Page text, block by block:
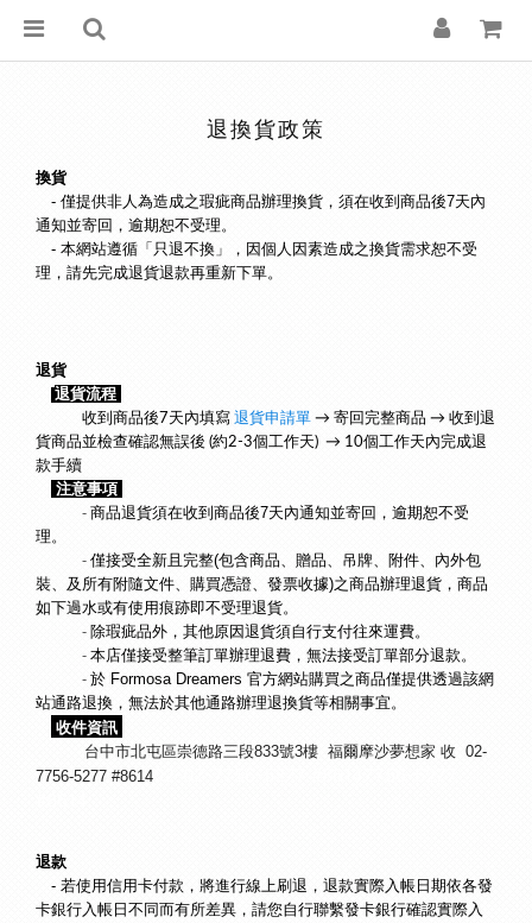
退換貨政策
換貨
- 僅提供非人為造成之瑕疵商品辦理換貨，須在收到商品後7天內
通知並寄回，逾期恕不受理。
- 本網站遵循 「只退不換」， 因個人因素造成之換貨需求恕不受
理，請先完成退貨退款再重新下單。
退貨
退貨流程
收到商品後7天內填寫 退貨申請單 → 寄回完整商品 → 收到退
貨商品並檢查確認無誤後 (約2-3個工作天)  → 10個工作天內完成退
款手續
注意事項
- 商品退貨須在收到商品後7天內通知並寄回，逾期恕不受
理。
- 僅接受全新且完整(包含商品、贈品、吊牌、附件、內外包
裝、及所有附隨文件、購買憑證、發票收據)之商品辦理退貨，商品
如下過水或有使用痕跡即不受理退貨。
- 除瑕疵品外，其他原因退貨須自行支付往來運費。
- 本店僅接受整筆訂單辦理退費，無法接受訂單部分退款。
- 於 Formosa Dreamers 官方網站購買之商品僅提供透過該網
站通路退換，無法於其他通路辦理退換貨等相關事宜。
收件資訊
台中市北屯區崇德路三段833號3樓 福爾摩沙夢想家 收 02-
7756-5277 #8614
退款
- 若使用信用卡付款，將進行線上刷退，退款實際入帳日期依各發
卡銀行入帳日不同而有所差異，請您自行聯繫發卡銀行確認實際入